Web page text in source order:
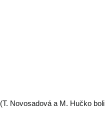
(T. Novosadová a M. Hučko boli